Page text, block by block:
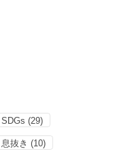
SDGs (29)
息抜き (10)